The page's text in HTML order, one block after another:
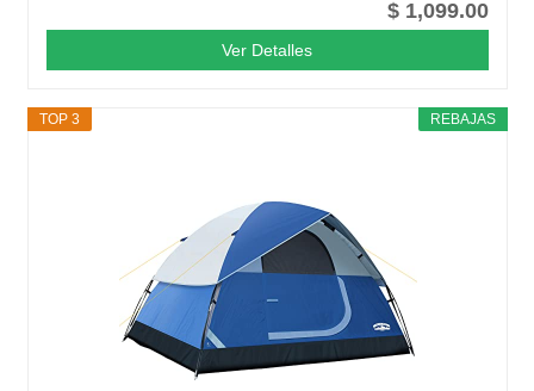
$ 1,099.00
Ver Detalles
REBAJAS
TOP 3